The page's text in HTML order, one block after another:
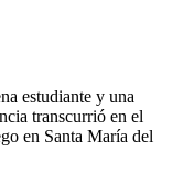
estudiante y una
transcurrió en el
en Santa María del